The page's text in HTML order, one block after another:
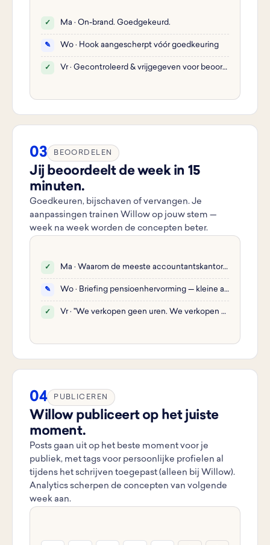
✓ Ma · On-brand. Goedgekeurd.
✎ Wo · Hook aangescherpt vóór goedkeuring
✓ Vr · Gecontroleerd & vrijgegeven voor beoordeling
03 BEOORDELEN
Jij beoordeelt de week in 15
minuten.
Goedkeuren, bijschaven of vervangen. Je
aanpassingen trainen Willow op jouw stem —
week na week worden de concepten beter.
✓ Ma · Waarom de meeste accountantskantoren te laag prijzen…
✎ Wo · Briefing pensioenhervorming — kleine aanpassing
✓ Vr · "We verkopen geen uren. We verkopen zekerheid."
04 PUBLICEREN
Willow publiceert op het juiste
moment.
Posts gaan uit op het beste moment voor je
publiek, met tags voor persoonlijke profielen al
tijdens het schrijven toegepast (alleen bij Willow).
Analytics scherpen de concepten van volgende
week aan.